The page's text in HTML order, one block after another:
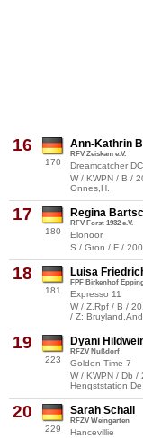
16
170
Ann-Kathrin
RFV Zeiskam e.V.
Dreamcatcher DC
W / KWPN / B /
Onnes,H.
17
180
Regina
RFV Forst 1932 e.V.
Elonoor
S / Gron / F /
18
181
Luisa
FPF Birkenhof
Expresso 11
W / Z.Rpf / B /
/ Z:
19
223
Dyani
RFZV Nußdorf
Golden Time 7
W / KWPN / Db /
Hengststation
20
229
Sarah Schall
RFZV Weingarten
Hancevillie